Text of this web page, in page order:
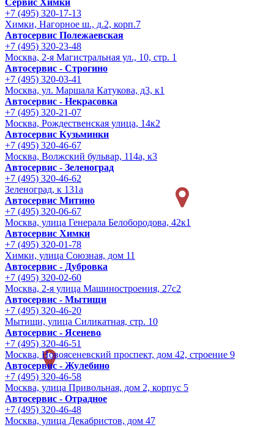
+7 (495) 320-17-13
Химки, Нагорное ш., д.2, корп.7
Автосервис Полежаевская
+7 (495) 320-23-48
Москва, 2-я Магистральная ул., 10, стр. 1
Автосервис - Строгино
+7 (495) 320-03-41
Москва, ул. Маршала Катукова, д3, к1
Автосервис - Некрасовка
+7 (495) 320-21-07
Москва, Рождественская улица, 14к2
Автосервис Кузьминки
+7 (495) 320-46-67
Москва, Волжский бульвар, 114а, к3
Автосервис - Зеленоград
+7 (495) 320-46-62
Зеленоград, к 131а
Автосервис Митино
+7 (495) 320-06-67
Москва, улица Генерала Белобородова, 42к1
Автосервис Химки
+7 (495) 320-01-78
Химки, улица Союзная, дом 11
Автосервис - Дубровка
+7 (495) 320-02-60
Москва, 2-я улица Машиностроения, 27с2
Автосервис - Мытищи
+7 (495) 320-46-20
Мытищи, улица Силикатная, стр. 10
Автосервис - Ясенево
+7 (495) 320-46-51
Москва, Новоясеневский проспект, дом 42, строение 9
Автосервис - Жулебино
+7 (495) 320-46-58
Москва, улица Привольная, дом 2, корпус 5
Автосервис - Отрадное
+7 (495) 320-46-48
Москва, улица Декабристов, дом 47